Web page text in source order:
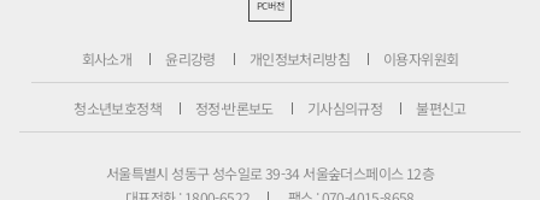
PC버전
회사소개 윤리강령 개인정보처리방침 이용자위원회
청소년보호정책 정정·반론보도 기사심의규정 불편신고
서울특별시 성동구 성수일로 39-34 서울숲더스페이스 12층